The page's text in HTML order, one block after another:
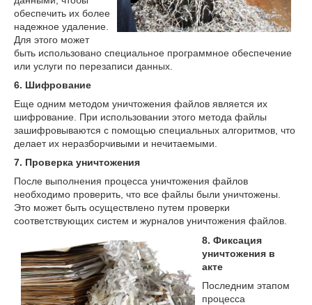
обеспечить их более
надежное удаление.
Для этого может
быть использовано специальное программное обеспечение
или услуги по перезаписи данных.
6. Шифрование
Еще одним методом уничтожения файлов является их
шифрование. При использовании этого метода файлы
зашифровываются с помощью специальных алгоритмов, что
делает их неразборчивыми и нечитаемыми.
7. Проверка уничтожения
После выполнения процесса уничтожения файлов
необходимо проверить, что все файлы были уничтожены.
Это может быть осуществлено путем проверки
соответствующих систем и журналов уничтожения файлов.
8. Фиксация
уничтожения в
акте
Последним этапом
процесса